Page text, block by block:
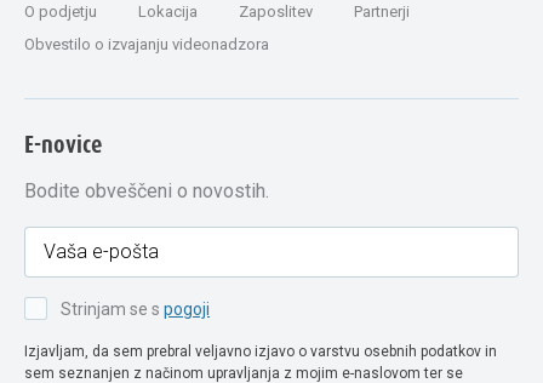
O podjetju Lokacija Zaposlitev
Partnerji
Obvestilo o izvajanju videonadzora
E-novice
Bodite obveščeni o novostih.
Strinjam se s pogoji
Izjavljam, da sem prebral veljavno izjavo o varstvu osebnih podatkov in
sem seznanjen z načinom upravljanja z mojim e-naslovom ter se